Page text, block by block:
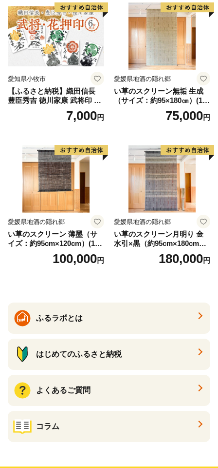
牧市 お取り寄せ 送料無料
愛知県 小牧市 お取り寄せ 送
愛知県小牧市
【ふるさと納税】織田信長
豊臣秀吉 徳川家康 武将印 花
押印 6枚 セット イラスト 戦
国 武将 小牧山城 墨絵 龍画師
グッズ 愛知県 小牧市 お取り
寄せ 送料無料
7,000円
愛媛県地酒の隠れ郷
い草のスクリーン無垢 生成
（サイズ：約95×180㎝）(14
75,000円
愛媛県地酒の隠れ郷
い草のスクリーン 薄墨（サ
イズ：約95cm×120cm）(14
100,000円
愛媛県地酒の隠れ郷
い草のスクリーン月明り 金
水引×黒（約95cm×180cm）
180,000円
ふるラボとは
はじめてのふるさと納税
よくあるご質問
コラム